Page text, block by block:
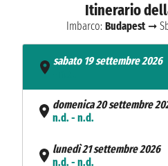
Itinerario
Imbarco: Budapest➞
sabato 19 settembre 2026
domenica 20 settembre
n.d. - n.d.
lunedì 21 settembre 2026
n.d. - n.d.